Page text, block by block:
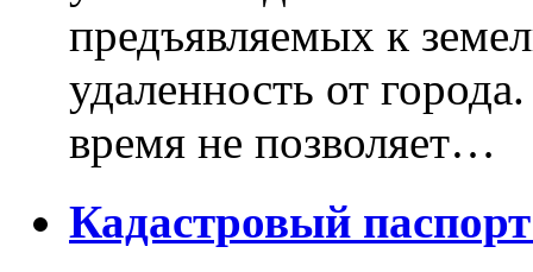
предъявляемых к
удаленность от
время не позволяет…
Кадастровый